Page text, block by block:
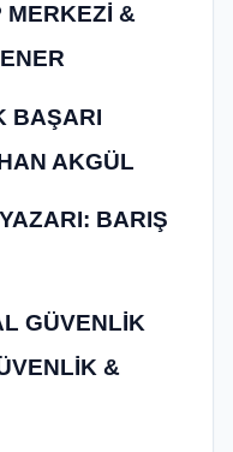
MERKEZİ &
BAŞARI
AKGÜL
BARIŞ
GÜVENLİK
&